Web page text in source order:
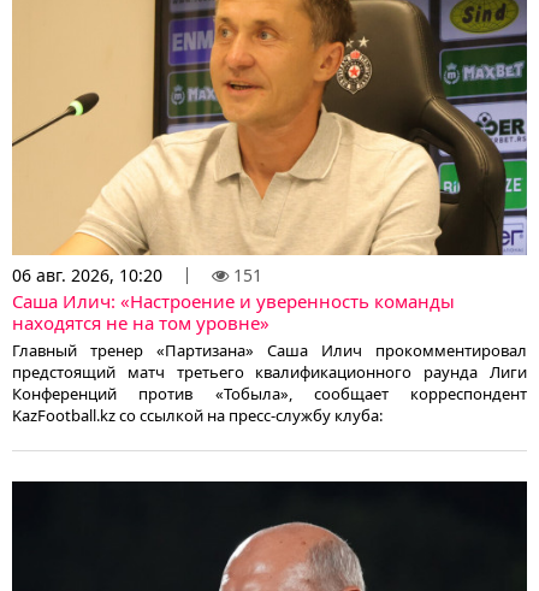
06 авг. 2026, 10:20 151
Саша Илич: «Настроение и уверенность команды
находятся не на том уровне»
Главный тренер «Партизана» Саша Илич прокомментировал
предстоящий матч третьего квалификационного раунда Лиги
Конференций против «Тобыла», сообщает корреспондент
KazFootball.kz со ссылкой на пресс-службу клуба: